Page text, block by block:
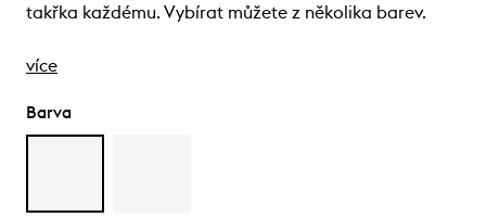
takřka každému. Vybírat můžete z několika barev.
více
Barva